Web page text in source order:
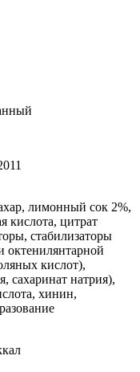
лимонный сок 2%,
кислота, цитрат
стабилизаторы
октенилянтарной
кислот),
сахаринат натрия),
хинин,